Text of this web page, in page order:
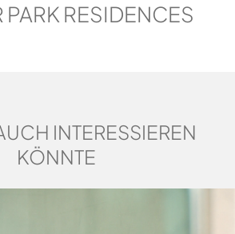
PARK RESIDENCES
INTERESSIEREN
KÖNNTE